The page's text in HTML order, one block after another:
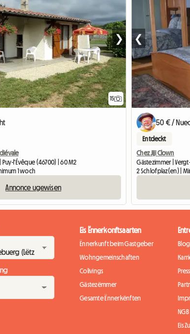
15
❯
l'Évêque (46700) | 60 M2
1 woch
Annonce ugewisen
❮
50 € /
Entdeckt
Chez Jiji Clown
Gästezimmer |
2 Schlofplaz(en) |
Eis Ënnerkonftsaarten
Ënnerkunft beim Gastgeber
Wohngemeinschaften
Colivings
Gästezëmmer
Gesamte Ënnerkënften
Blog
Press
NGB
Eis